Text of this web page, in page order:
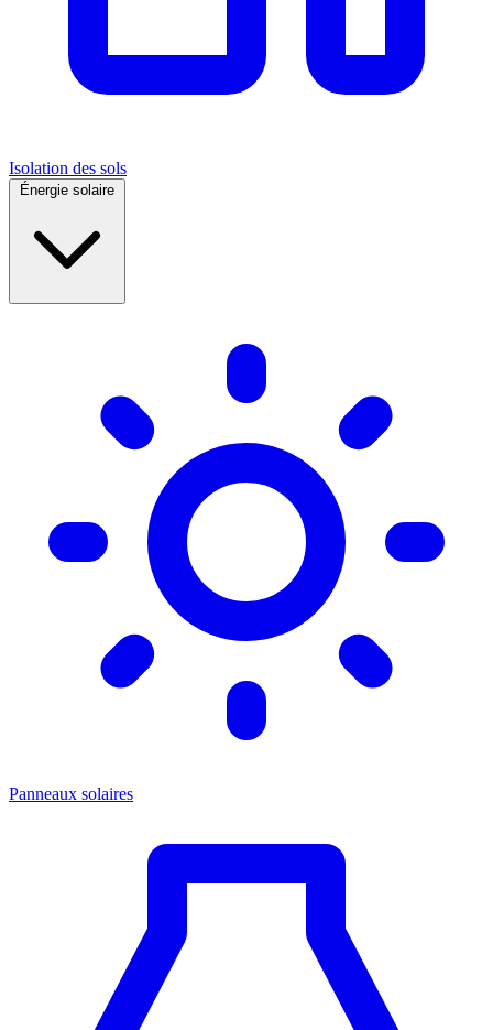
Isolation des sols
Panneaux solaires